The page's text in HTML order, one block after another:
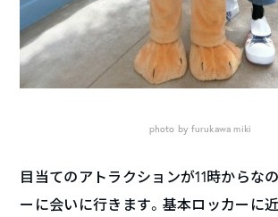
photo by furukawa miki
目当てのアトラクションが11時からな
ーに会いに行きます。基本ロッカーに